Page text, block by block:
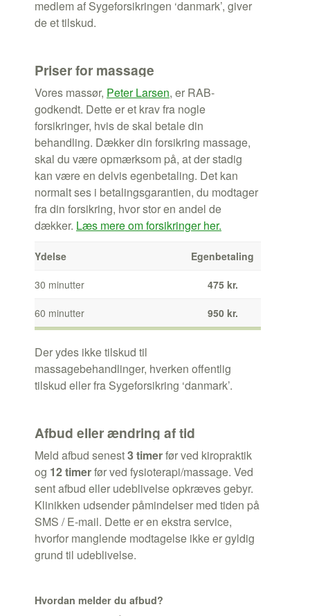
medlem af Sygeforsikringen ‘danmark’, giver
de et tilskud.
Priser for massage
Vores massør, Peter Larsen, er RAB-
godkendt. Dette er et krav fra nogle
forsikringer, hvis de skal betale din
behandling. Dækker din forsikring massage,
skal du være opmærksom på, at der stadig
kan være en delvis egenbetaling. Det kan
normalt ses i betalingsgarantien, du modtager
fra din forsikring, hvor stor en andel de
dækker. Læs mere om forsikringer her.
Ydelse Egenbetaling
30 minutter 475 kr.
60 minutter 950 kr.
Der ydes ikke tilskud til
massagebehandlinger, hverken offentlig
tilskud eller fra Sygeforsikring ‘danmark’.
Afbud eller ændring af tid
Meld afbud senest3 timerfør ved kiropraktik
og 12 timerfør ved fysioterapi/massage. Ved
sent afbud eller udeblivelse opkræves gebyr.
Klinikken udsender påmindelser med tiden på
SMS / E-mail. Dette er en ekstra service,
hvorfor manglende modtagelse ikke er gyldig
grund til udeblivelse.
Hvordan melder du afbud?